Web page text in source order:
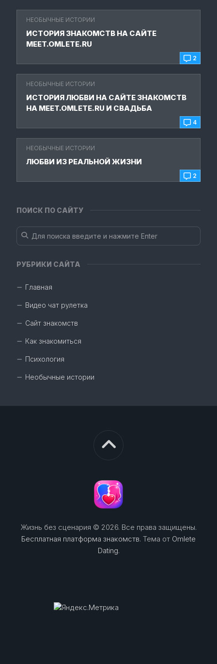
2
НЕОБЫЧНЫЕ ИСТОРИИ
ИСТОРИЯ ЗНАКОМСТВ НА САЙТЕ
MEET.OMLETE.RU
4
НЕОБЫЧНЫЕ ИСТОРИИ
ИСТОРИЯ ЛЮБВИ НА САЙТЕ ЗНАКОМСТВ
НА MEET.OMLETE.RU И СВАДЬБА
2
НЕОБЫЧНЫЕ ИСТОРИИ
ЛЮБВИ ИЗ РЕАЛЬНОЙ ЖИЗНИ
ПОИСК ПО САЙТУ
РУБРИКИ САЙТА
Главная
Видео чат рулетка
Сайт знакомств
Как знакомиться
Психология
Необычные истории
Жизнь без сценария © 2026. Все права защищены.
Бесплатная платформа знакомств. Тема от Omlete
Dating.